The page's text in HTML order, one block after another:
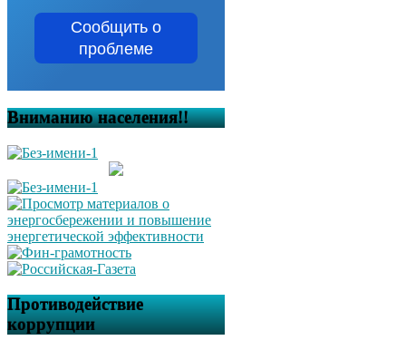
Сообщить о
проблеме
Вниманию населения!!
Противодействие
коррупции